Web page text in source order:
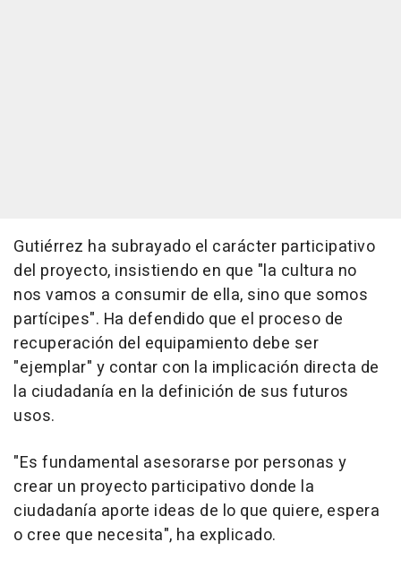
Gutiérrez ha subrayado el carácter participativo
del proyecto, insistiendo en que "la cultura no
nos vamos a consumir de ella, sino que somos
partícipes". Ha defendido que el proceso de
recuperación del equipamiento debe ser
"ejemplar" y contar con la implicación directa de
la ciudadanía en la definición de sus futuros
usos.
"Es fundamental asesorarse por personas y
crear un proyecto participativo donde la
ciudadanía aporte ideas de lo que quiere, espera
o cree que necesita", ha explicado.